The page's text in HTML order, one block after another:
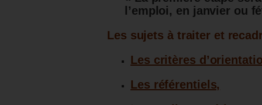
l’emploi, en janvier ou
Les sujets à traiter et
Les critères
Les référentiels,